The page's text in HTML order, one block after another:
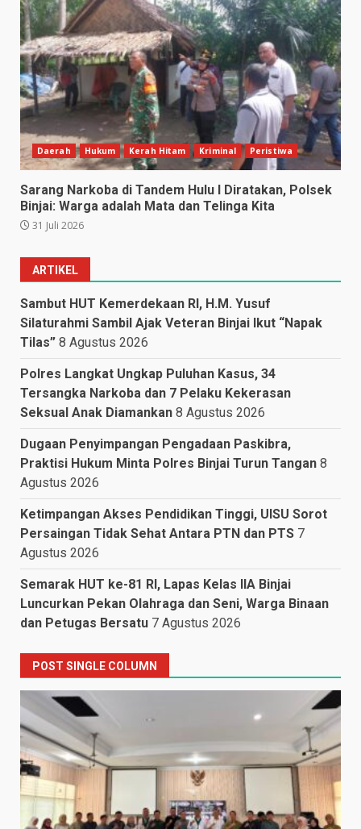
Daerah Hukum Kerah Hitam Kriminal Peristiwa
Sarang Narkoba di Tandem Hulu I Diratakan, Polsek
Binjai: Warga adalah Mata dan Telinga Kita
31 Juli 2026
ARTIKEL
Sambut HUT Kemerdekaan RI, H.M. Yusuf
Silaturahmi Sambil Ajak Veteran Binjai Ikut “Napak
Tilas” 8 Agustus 2026
Polres Langkat Ungkap Puluhan Kasus, 34
Tersangka Narkoba dan 7 Pelaku Kekerasan
Seksual Anak Diamankan 8 Agustus 2026
Dugaan Penyimpangan Pengadaan Paskibra,
Praktisi Hukum Minta Polres Binjai Turun Tangan 8
Agustus 2026
Ketimpangan Akses Pendidikan Tinggi, UISU Sorot
Persaingan Tidak Sehat Antara PTN dan PTS 7
Agustus 2026
Semarak HUT ke-81 RI, Lapas Kelas IIA Binjai
Luncurkan Pekan Olahraga dan Seni, Warga Binaan
dan Petugas Bersatu 7 Agustus 2026
POST SINGLE COLUMN